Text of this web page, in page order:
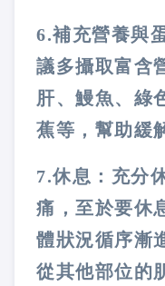
6.補充營養與
議多攝取富含
肝、鰻魚、綠
蕉等，幫助緩
7.休息：充分
痛，至於要休
體狀況循序漸
從其他部位的